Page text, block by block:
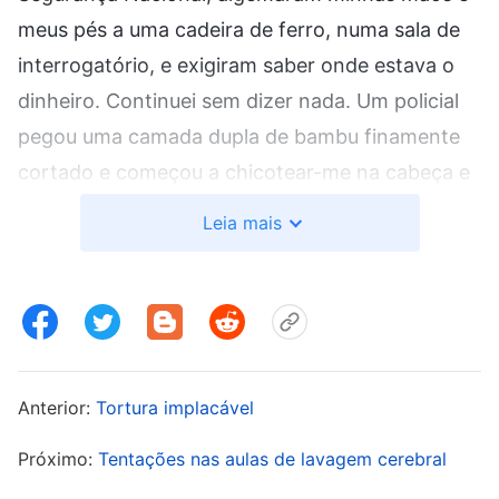
meus pés a uma cadeira de ferro, numa sala de
interrogatório, e exigiram saber onde estava o
dinheiro. Continuei sem dizer nada. Um policial
pegou uma camada dupla de bambu finamente
cortado e começou a chicotear-me na cabeça e
eu abrisse a boca, ele torceu minhas orelhas
de uma pergunta! Você é surdo ou o quê? Acha
que pode me ignorar? Se bancar o durão, vou
Leia mais
Anterior: Tortura implacável
Próximo: Tentações nas aulas de lavagem cerebral